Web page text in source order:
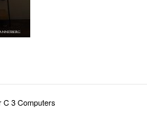
3 Computers